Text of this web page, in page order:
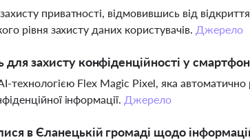
приватності, відмовившись від
рівня захисту даних користувачів. Джерело
для захисту конфіденційності у
технологією Flex Magic Pixel, яка
інформації. Джерело
в Єланецькій громаді щодо